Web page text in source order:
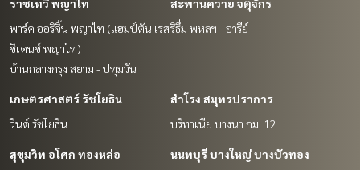
ราชเทวี พญาไท
พาร์ค ออริจิ้น พญาไท (แฮมป์ตัน เรส
ซิเดนซ์ พญาไท)
บ้านกลางกรุง สยาม - ปทุมวัน
สะพานควาย จตุจักร
ริธึ่ม พหลฯ - อารีย์
เกษตรศาสตร์ รัชโยธิน
วินด์ รัชโยธิน
สำโรง สมุทรปราการ
บริทาเนีย บางนา กม. 12
สุขุมวิท อโศก ทองหล่อ นนทบุรี บางใหญ่ บางบัวทอง